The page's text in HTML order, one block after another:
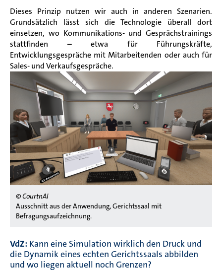
Dieses Prinzip nutzen wir auch in anderen Szenarien.
Grundsätzlich lässt sich die Technologie überall dort
einsetzen, wo Kommunikations- und Gesprächstrainings
stattfinden – etwa für Führungskräfte,
Entwicklungsgespräche mit Mitarbeitenden oder auch für
Sales- und Verkaufsgespräche.
© CourtnAI
Ausschnitt aus der Anwendung, Gerichtssaal mit
Befragungsaufzeichnung.
VdZ: Kann eine Simulation wirklich den Druck und
die Dynamik eines echten Gerichtssaals abbilden
und wo liegen aktuell noch Grenzen?